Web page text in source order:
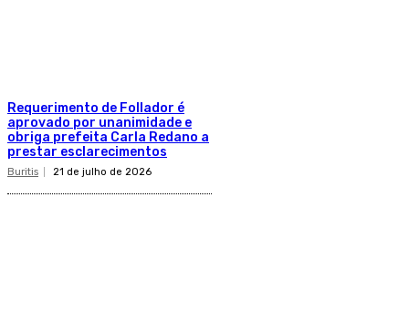
Requerimento de Follador é
aprovado por unanimidade e
obriga prefeita Carla Redano a
prestar esclarecimentos
Buritis 21 de julho de 2026